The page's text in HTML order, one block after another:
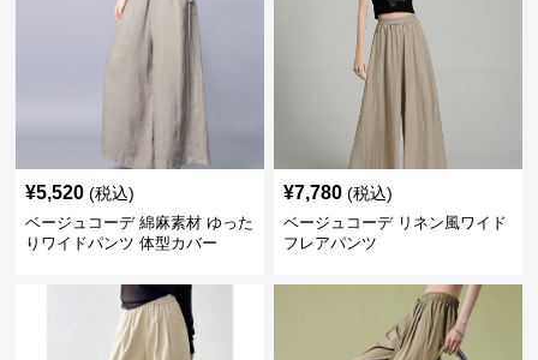
¥5,520 (税込)
ベージュコーデ 綿麻素材 ゆった
りワイドパンツ 体型カバー
¥7,780 (税込)
ベージュコーデ リネン風ワイド
フレアパンツ